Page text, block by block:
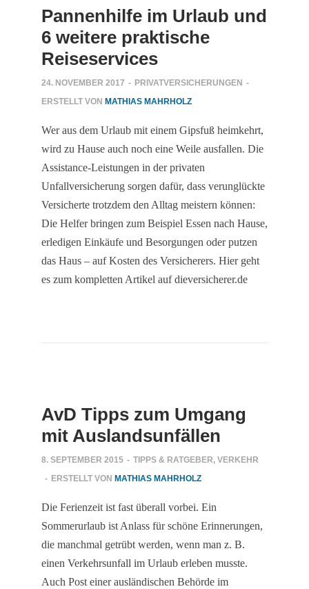
Pannenhilfe im Urlaub und
6 weitere praktische
Reiseservices
24. NOVEMBER 2017 - PRIVATVERSICHERUNGEN -
ERSTELLT VON MATHIAS MAHRHOLZ
Wer aus dem Urlaub mit einem Gipsfuß heimkehrt,
wird zu Hause auch noch eine Weile ausfallen. Die
Assistance-Leistungen in der privaten
Unfallversicherung sorgen dafür, dass verunglückte
Versicherte trotzdem den Alltag meistern können:
Die Helfer bringen zum Beispiel Essen nach Hause,
erledigen Einkäufe und Besorgungen oder putzen
das Haus – auf Kosten des Versicherers. Hier geht
es zum kompletten Artikel auf dieversicherer.de
AvD Tipps zum Umgang
mit Auslandsunfällen
8. SEPTEMBER 2015 - TIPPS & RATGEBER, VERKEHR
- ERSTELLT VON MATHIAS MAHRHOLZ
Die Ferienzeit ist fast überall vorbei. Ein
Sommerurlaub ist Anlass für schöne Erinnerungen,
die manchmal getrübt werden, wenn man z. B.
einen Verkehrsunfall im Urlaub erleben musste.
Auch Post einer ausländischen Behörde im